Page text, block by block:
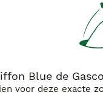
Blue de
voor deze exacte